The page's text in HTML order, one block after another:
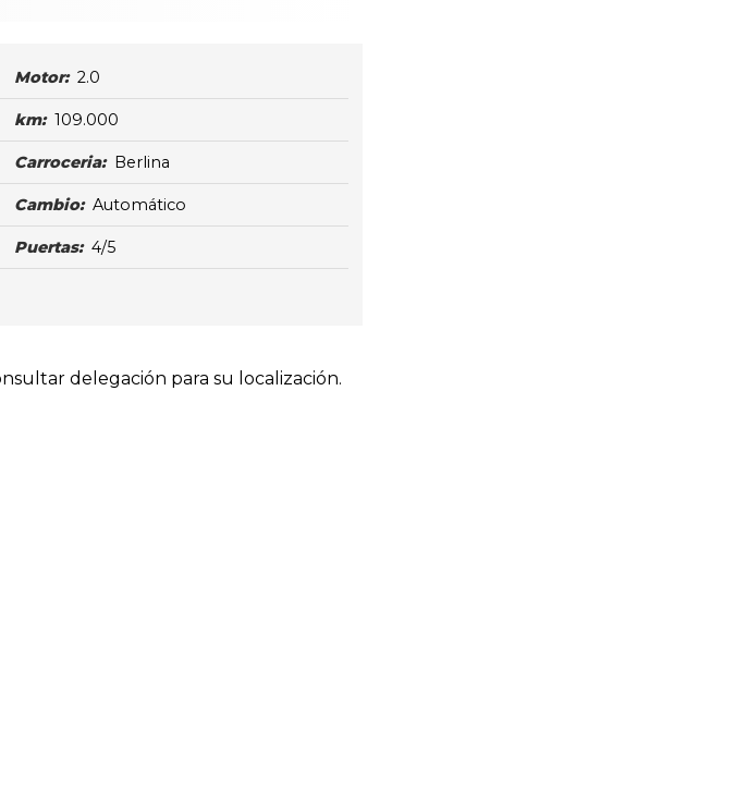
Motor: 2.0
km: 109.000
Carroceria: Berlina
Cambio: Automático
Puertas: 4/5
delegación para su localización.